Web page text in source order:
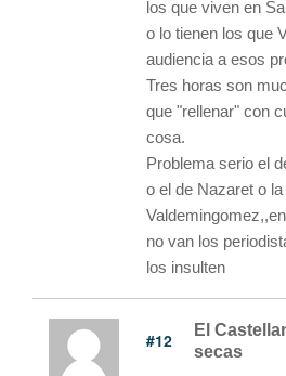
los que viven en
o lo tienen los que
audiencia a esos
Tres horas son
que "rellenar" con
cosa.
Problema serio el
o el de Nazaret o
no van los
los insulten
#12
El
secas